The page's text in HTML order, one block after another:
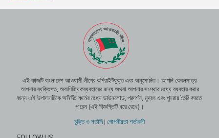
এই কাজটি বাংলাদেশ আওয়ামী লীগের কপিরাইটযুক্ত এবং অনুমোদিত। আপনি কেবলমাত্র
আপনার ব্যক্তিগত, অবাণিজ্যিকব্যবহারের জন্য অথবা আপনার সংস্থার মধ্যে ব্যবহার করার
জন্য এই উপাদানটিকে অনির্দিষ্ট ফর্মের মধ্যে ডাউনলোড, প্রদর্শন, মুদ্রণ এবং পুনরায় তৈরি করতে
পারেন (এই বিজ্ঞপ্তিটি ধরে রেখে)।
চুক্তি ও শর্তাদি| গোপনীয়তা শর্তাবলী